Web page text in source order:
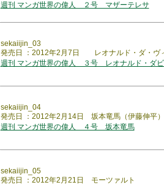
週刊 マンガ世界の偉人 ２号 マザーテレサ
sekaiijin_03
発売日 ：2012年2月7日 レオナルド・ダ・ヴ
週刊 マンガ世界の偉人 ３号 レオナルド・ダ
sekaiijin_04
発売日 ：2012年2月14日 坂本竜馬（伊藤伸平）
週刊 マンガ世界の偉人 ４号 坂本竜馬
sekaiijin_05
発売日 ：2012年2月21日 モーツァルト